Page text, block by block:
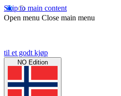
Skip to main content
Open menu Close main menu
til et godt kjøp
NO Edition